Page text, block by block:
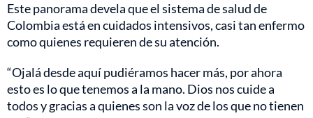
Este panorama devela que el sistema de salud de
Colombia está en cuidados intensivos, casi tan enfermo
como quienes requieren de su atención.
“Ojalá desde aquí pudiéramos hacer más, por ahora
esto es lo que tenemos a la mano. Dios nos cuide a
todos y gracias a quienes son la voz de los que no tienen